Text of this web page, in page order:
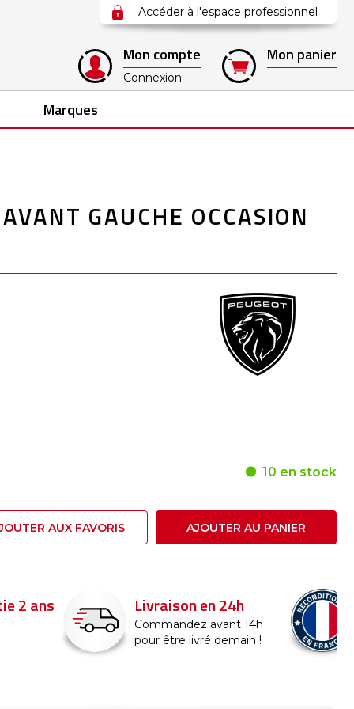
Accéder à l'espace professionnel
Mon compte
Connexion
Mon panier
Marques
GAUCHE OCCASION
10 en stock
AUX FAVORIS AJOUTER AU PANIER
Reconditionné en
France